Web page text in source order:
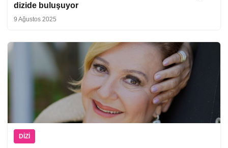
dizide buluşuyor
9 Ağustos 2025
DIZI